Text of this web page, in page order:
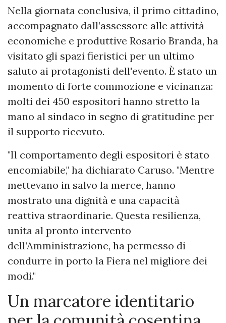
Nella giornata conclusiva, il primo cittadino,
accompagnato dall’assessore alle attività
economiche e produttive Rosario Branda, ha
visitato gli spazi fieristici per un ultimo
saluto ai protagonisti dell'evento. È stato un
momento di forte commozione e vicinanza:
molti dei 450 espositori hanno stretto la
mano al sindaco in segno di gratitudine per
il supporto ricevuto.
"Il comportamento degli espositori è stato
encomiabile," ha dichiarato Caruso. "Mentre
mettevano in salvo la merce, hanno
mostrato una dignità e una capacità
reattiva straordinarie. Questa resilienza,
unita al pronto intervento
dell’Amministrazione, ha permesso di
condurre in porto la Fiera nel migliore dei
modi."
Un marcatore identitario